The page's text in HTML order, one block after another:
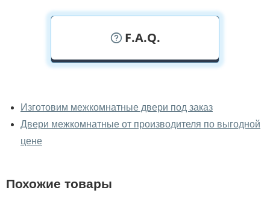
F.A.Q.
межкомнатные двери фаворит
вживую?
Да, можно посмотреть межкомнатные двери фаворит
Изготовим межкомнатные двери под заказ
Двери межкомнатные от производителя по выгодной
цене
Похожие товары